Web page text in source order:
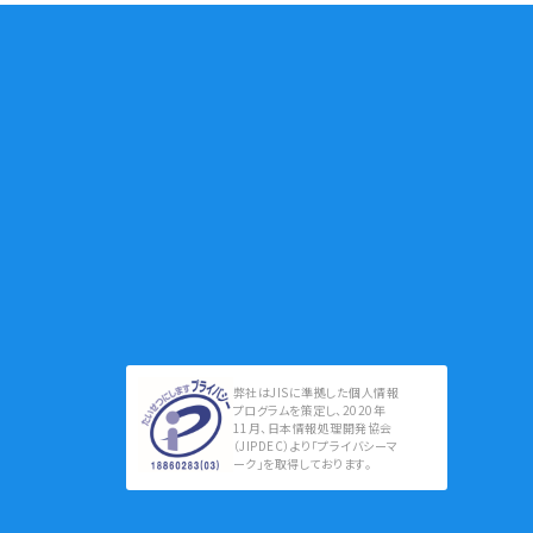
弊社はJISに準拠した個人情報
プログラムを策定し、2020年
11月、日本情報処理開発協会
（JIPDEC）より「プライバシーマ
ーク」を取得しております。